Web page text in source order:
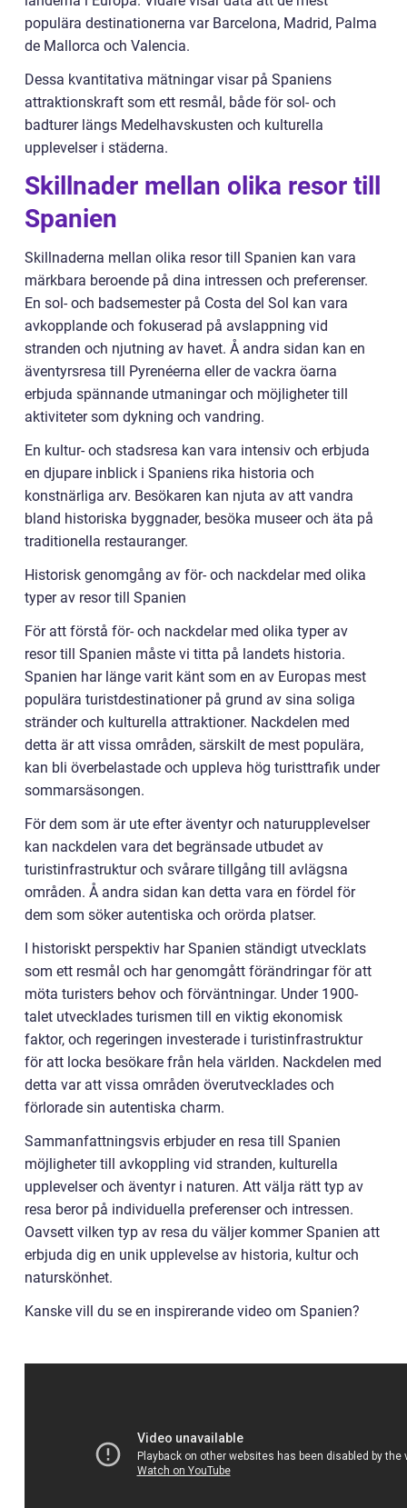
populära destinationerna var Barcelona, Madrid, Palma
de Mallorca och Valencia.
Dessa kvantitativa mätningar visar på Spaniens
attraktionskraft som ett resmål, både för sol- och
badturer längs Medelhavskusten och kulturella
upplevelser i städerna.
Skillnader mellan olika resor till
Spanien
Skillnaderna mellan olika resor till Spanien kan vara
märkbara beroende på dina intressen och preferenser.
En sol- och badsemester på Costa del Sol kan vara
avkopplande och fokuserad på avslappning vid
stranden och njutning av havet. Å andra sidan kan en
äventyrsresa till Pyrenéerna eller de vackra öarna
erbjuda spännande utmaningar och möjligheter till
aktiviteter som dykning och vandring.
En kultur- och stadsresa kan vara intensiv och erbjuda
en djupare inblick i Spaniens rika historia och
konstnärliga arv. Besökaren kan njuta av att vandra
bland historiska byggnader, besöka museer och äta på
traditionella restauranger.
Historisk genomgång av för- och nackdelar med olika
typer av resor till Spanien
För att förstå för- och nackdelar med olika typer av
resor till Spanien måste vi titta på landets historia.
Spanien har länge varit känt som en av Europas mest
populära turistdestinationer på grund av sina soliga
stränder och kulturella attraktioner. Nackdelen med
detta är att vissa områden, särskilt de mest populära,
kan bli överbelastade och uppleva hög turisttrafik under
sommarsäsongen.
För dem som är ute efter äventyr och naturupplevelser
kan nackdelen vara det begränsade utbudet av
turistinfrastruktur och svårare tillgång till avlägsna
områden. Å andra sidan kan detta vara en fördel för
dem som söker autentiska och orörda platser.
I historiskt perspektiv har Spanien ständigt utvecklats
som ett resmål och har genomgått förändringar för att
möta turisters behov och förväntningar. Under 1900-
talet utvecklades turismen till en viktig ekonomisk
faktor, och regeringen investerade i turistinfrastruktur
för att locka besökare från hela världen. Nackdelen med
detta var att vissa områden överutvecklades och
förlorade sin autentiska charm.
Sammanfattningsvis erbjuder en resa till Spanien
möjligheter till avkoppling vid stranden, kulturella
upplevelser och äventyr i naturen. Att välja rätt typ av
resa beror på individuella preferenser och intressen.
Oavsett vilken typ av resa du väljer kommer Spanien att
erbjuda dig en unik upplevelse av historia, kultur och
naturskönhet.
Kanske vill du se en inspirerande video om Spanien?